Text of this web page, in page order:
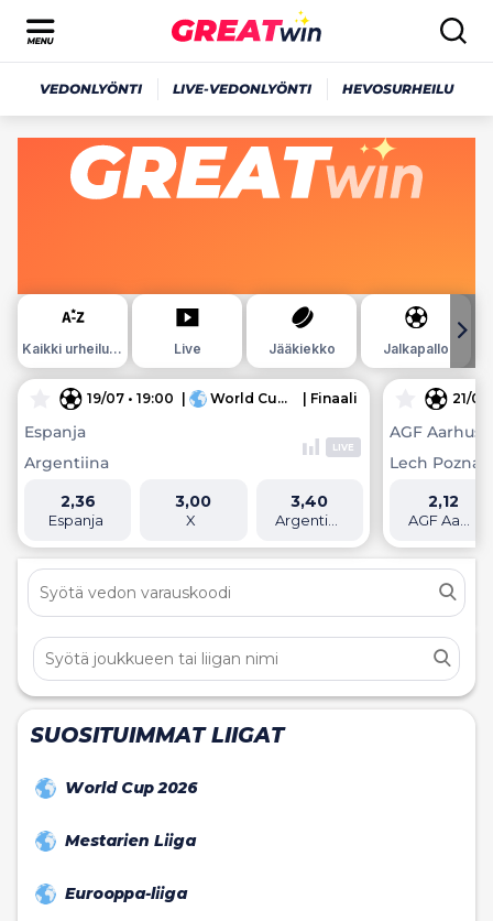
VEDONLYÖNTI LIVE-VEDONLYÖNTI HEVOSURHEILU
Kaikki urheilulajit Live Jääkiekko Jalkapallo
19/07 • 19:00 World Cup 2026 • Maailma
| Finaali
Espanja
Argentiina
LIVE
Espanja
2,36
X
3,00
Argentiina
3,40
21/07
AGF Aarhus
Lech Poznan
2,12
SUOSITUIMMAT LIIGAT
World Cup 2026
Mestarien Liiga
Eurooppa-liiga